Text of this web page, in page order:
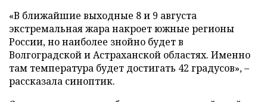
«В ближайшие выходные 8 и 9 августа
экстремальная жара накроет южные регионы
России, но наиболее знойно будет в
Волгоградской и Астраханской областях. Именно
там температура будет достигать 42 градусов», –
рассказала синоптик.